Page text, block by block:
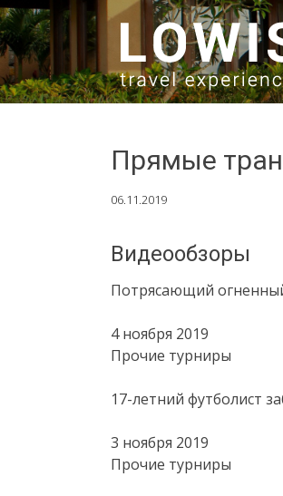
SKIP TO CONTENT
Прямые
06.11.2019
Видеообзоры
Потрясающий
4 ноября 2019
Прочие турниры
17-летний футболист
3 ноября 2019
Прочие турниры